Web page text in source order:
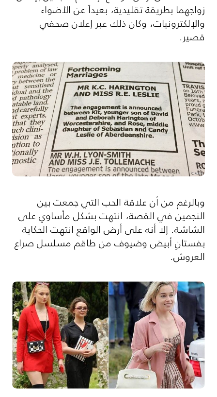
زواجهما بطريقة تقليدية، بعيداً عن الأضواء
والإلكترونيات، وكان ذلك عبر إعلان صحفي
قصير.
وبالرغم من أن علاقة الحب التي جمعت بين
النجمين في القصة، انتهت بشكل مأساوي على
الشاشة. إلا أنه على أرض الواقع انتهت الحكاية
بفستانٍ أبيض وضيوف من طاقم مسلسل صراع
العروش.